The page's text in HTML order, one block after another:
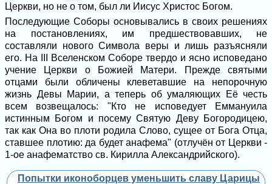
Церкви, но не о том, был ли Иисус Христос Богом.
Последующие Соборы основывались в своих решениях
на постановлениях, им предшествовавших, не
составляли нового Символа веры и лишь разъясняли
его. На III Вселенском Соборе твердо и ясно исповедано
учение Церкви о Божией Матери. Прежде святыми
отцами были обличены клеветавшие на непорочную
жизнь Девы Марии, а теперь об умаляющих Её честь
всем возвещалось: "Кто не исповедует Еммануила
истинным Богом и посему Святую Деву Богородицею,
так как Она во плоти родила Слово, сущее от Бога Отца,
ставшее плотию: да будет анафема" (отлучён от Церкви -
1-ое анафематство св. Кирилла Александрийского).
Попытки иконоборцев уменьшить славу Царицы